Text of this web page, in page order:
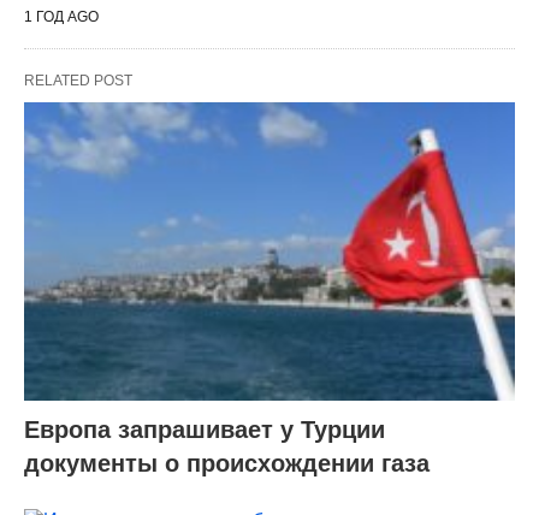
1 ГОД AGO
RELATED POST
Европа запрашивает у Турции
документы о происхождении газа